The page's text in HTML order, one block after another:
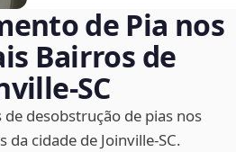
de Pia nos
Bairros de
desobstrução de pias nos
cidade de Joinville‑SC.